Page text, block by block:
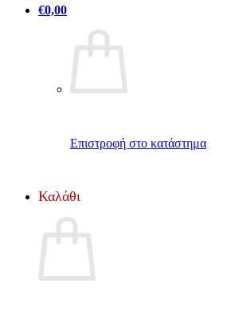
€0,00
Επιστροφή στο κατάστημα
Καλάθι